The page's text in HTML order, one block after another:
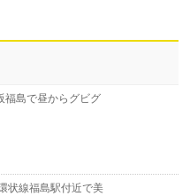
福島で昼からグビグ
状線福島駅付近で美